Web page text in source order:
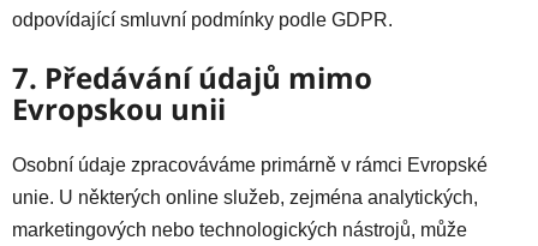
odpovídající smluvní podmínky podle GDPR.
7. Předávání údajů mimo
Evropskou unii
Osobní údaje zpracováváme primárně v rámci Evropské
unie. U některých online služeb, zejména analytických,
marketingových nebo technologických nástrojů, může